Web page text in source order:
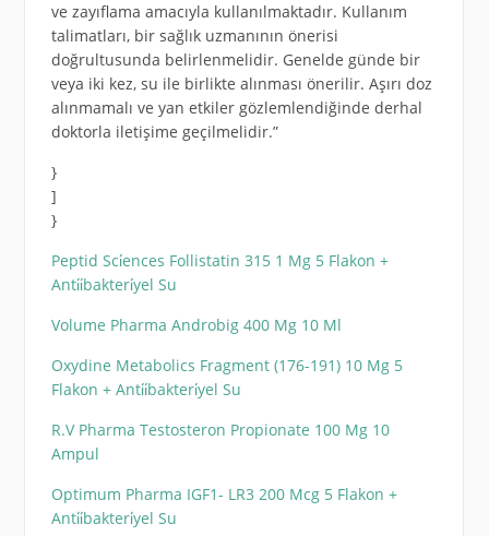
ve zayıflama amacıyla kullanılmaktadır. Kullanım
talimatları, bir sağlık uzmanının önerisi
doğrultusunda belirlenmelidir. Genelde günde bir
veya iki kez, su ile birlikte alınması önerilir. Aşırı doz
alınmamalı ve yan etkiler gözlemlendiğinde derhal
doktorla iletişime geçilmelidir.”
}
]
}
Peptid Sci̇ences Follistatin 315 1 Mg 5 Flakon +
Anti̇i̇bakteri̇yel Su
Volume Pharma Androbig 400 Mg 10 Ml
Oxydine Metabolics Fragment (176-191) 10 Mg 5
Flakon + Anti̇i̇bakteri̇yel Su
R.V Pharma Testosteron Propionate 100 Mg 10
Ampul
Optimum Pharma IGF1- LR3 200 Mcg 5 Flakon +
Anti̇i̇bakteri̇yel Su